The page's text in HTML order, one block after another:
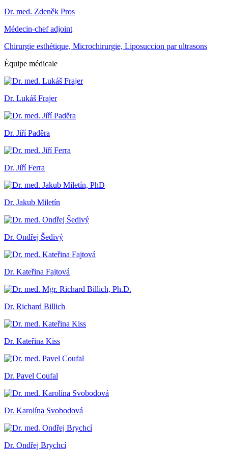
Dr. med. Zdeněk Pros
Médecin-chef adjoint
Chirurgie esthétique, Microchirurgie, Liposuccion par ultrasons
Équipe médicale
Dr. Lukáš Frajer
Dr. Jiří Paděra
Dr. Jiří Ferra
Dr. Jakub Miletín
Dr. Ondřej Šedivý
Dr. Kateřina Fajtová
Dr. Richard Billich
Dr. Kateřina Kiss
Dr. Pavel Coufal
Dr. Karolína Svobodová
Dr. Ondřej Brychcí